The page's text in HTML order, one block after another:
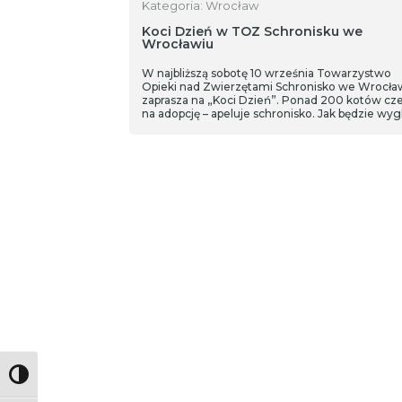
Toggle High Contrast
Kategoria: Wrocław
Koci Dzień w TOZ Schronisku we
Wrocławiu
W najbliższą sobotę 10 września Towarzystwo
Opieki nad Zwierzętami Schronisko we
zaprasza na „Koci Dzień”. Ponad 200 kotów
na adopcję – apeluje schronisko. Jak będzie